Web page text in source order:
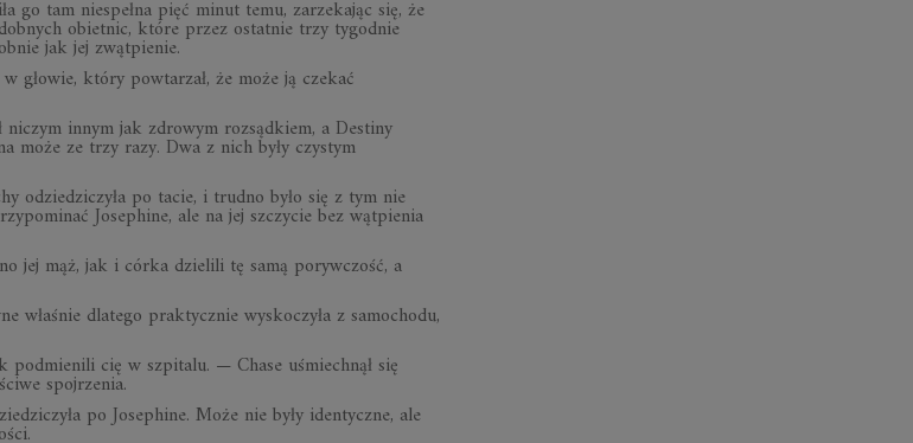
go tam niespełna pięć minut temu, zarzekając się, że
obietnic, które przez ostatnie trzy tygodnie
jak jej zwątpienie.
głowie, który powtarzał, że może ją czekać
innym jak zdrowym rozsądkiem, a Destiny
może ze trzy razy. Dwa z nich były czystym
odziedziczyła po tacie, i trudno było się z tym nie
Josephine, ale na jej szczycie bez wątpienia
jej mąż, jak i córka dzielili tę samą porywczość, a
dlatego praktycznie wyskoczyła z samochodu,
cię w szpitalu. — Chase uśmiechnął się
spojrzenia.
po Josephine. Może nie były identyczne, ale